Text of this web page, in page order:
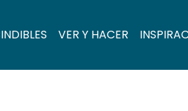
VER Y HACER